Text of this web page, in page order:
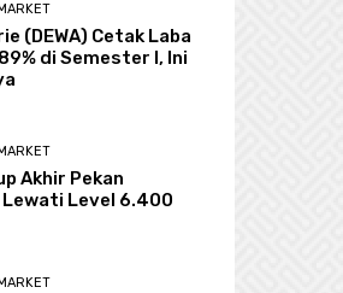
(DEWA) Cetak Laba
di Semester I, Ini
Akhir Pekan
Lewati Level 6.400